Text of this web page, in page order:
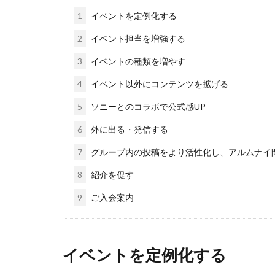
1 イベントを定例化する
2 イベント担当を増強する
3 イベントの種類を増やす
4 イベント以外にコンテンツを拡げる
5 ソニーとのコラボで公式感UP
6 外に出る・発信する
7 グループ内の投稿をより活性化し、アルムナイ
8 紹介を促す
9 ご入会案内
イベントを定例化する